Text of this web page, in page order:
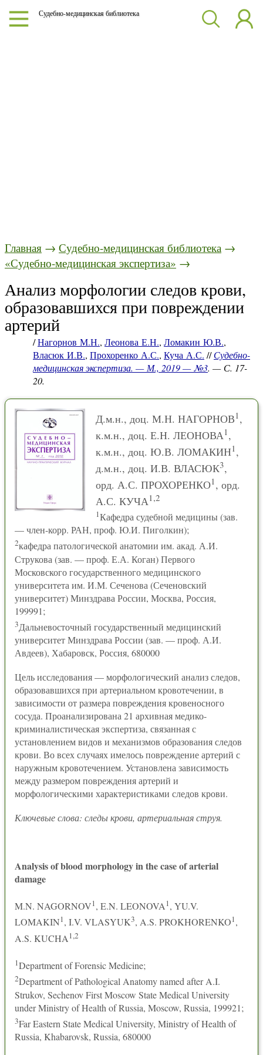
Судебно-медицинская библиотека
Главная → Судебно-медицинская библиотека →
«Судебно-медицинская экспертиза» →
Анализ морфологии следов крови,
образовавшихся при повреждении
артерий
/Нагорнов М.Н., Леонова Е.Н., Ломакин Ю.В.,
Власюк И.В., Прохоренко А.С., Куча А.С. //Судебно-
медицинская экспертиза. — М., 2019 — №3. — С. 17-
20.
Д.м.н., доц. М.Н. НАГОРНОВ1,
к.м.н., доц. Е.Н. ЛЕОНОВА1,
к.м.н., доц. Ю.В. ЛОМАКИН1,
д.м.н., доц. И.В. ВЛАСЮК3,
орд. А.С. ПРОХОРЕНКО1, орд.
А.С. КУЧА1,2
1Кафедра судебной медицины (зав.
— член-корр. РАН, проф. Ю.И. Пиголкин);
2кафедра патологической анатомии им. акад. А.И.
Струкова (зав. — проф. Е.А. Коган) Первого
Московского государственного медицинского
университета им. И.М. Сеченова (Сеченовский
университет) Минздрава России, Москва, Россия,
199991;
3Дальневосточный государственный медицинский
университет Минздрава России (зав. — проф. А.И.
Авдеев), Хабаровск, Россия, 680000
Цель исследования — морфологический анализ следов,
образовавшихся при артериальном кровотечении, в
зависимости от размера повреждения кровеносного
сосуда. Проанализирована 21 архивная медико-
криминалистическая экспертиза, связанная с
установлением видов и механизмов образования следов
крови. Во всех случаях имелось повреждение артерий с
наружным кровотечением. Установлена зависимость
между размером повреждения артерий и
морфологическими характеристиками следов крови.
Ключевые слова: следы крови, артериальная струя.
Analysis of blood morphology in the case of arterial
damage
M.N. NAGORNOV1, E.N. LEONOVA1, YU.V.
LOMAKIN1, I.V. VLASYUK3, A.S. PROKHORENKO1,
A.S. KUCHA 1,2
1Department of Forensic Medicine;
2Department of Pathological Anatomy named after A.I.
Strukov, Sechenov First Moscow State Medical University
under Ministry of Health of Russia, Moscow, Russia, 199921;
3Far Eastern State Medical University, Ministry of Health of
Russia, Khabarovsk, Russia, 680000